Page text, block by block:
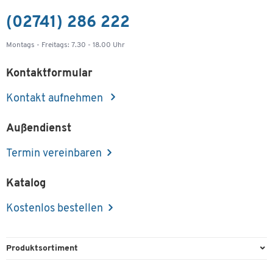
(02741) 286 222
Montags - Freitags: 7.30 - 18.00 Uhr
Kontaktformular
Kontakt aufnehmen
Außendienst
Termin vereinbaren
Katalog
Kostenlos bestellen
Produktsortiment